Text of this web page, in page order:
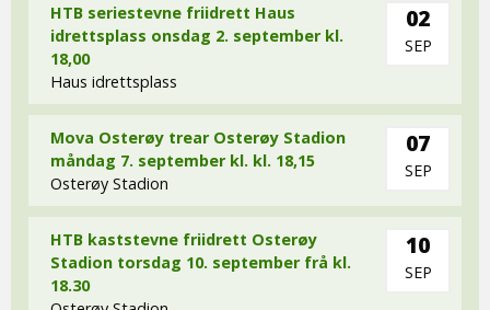
HTB seriestevne friidrett Haus
idrettsplass onsdag 2. september kl.
18,00
Haus idrettsplass
02
SEP
Mova Osterøy trear Osterøy Stadion
måndag 7. september kl. kl. 18,15
Osterøy Stadion
07
SEP
HTB kaststevne friidrett Osterøy
Stadion torsdag 10. september frå kl.
18.30
10
SEP